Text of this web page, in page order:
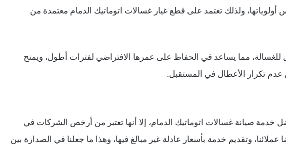
ولذلك تعتمد على قطع غيار غسالات اتوماتيك الدمام معتمدة من
مما يساعد في الحفاظ على عمرها الافتراضي لفترات أطول، ويمنح
تكرار الأعطال في المستقبل.
صيانة غسالات اتوماتيك الدمام، إلا أنها تعتبر من أرخص الشركات في
وتقديم خدمة بأسعار عادلة غير مبالغ فيها، وهذا ما جعلنا في الصدارة بين